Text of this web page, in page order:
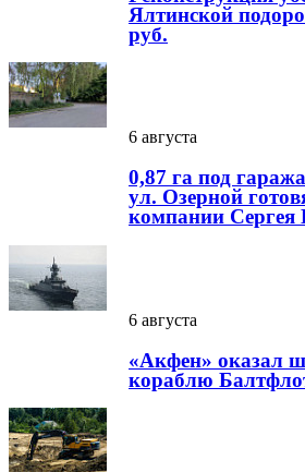
Ялтинской
руб.
6 августа
0,87 га под
ул. Озерной
компании Сергея
6 августа
«Акфен» оказал
кораблю